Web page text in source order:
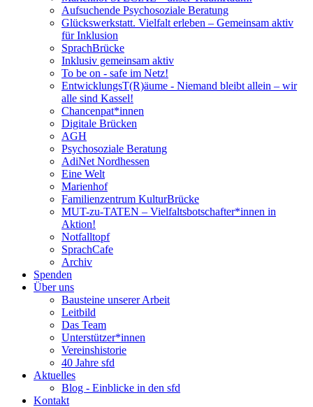
Aufsuchende Psychosoziale Beratung
Glückswerkstatt. Vielfalt erleben – Gemeinsam aktiv
für Inklusion
SprachBrücke
Inklusiv gemeinsam aktiv
To be on - safe im Netz!
EntwicklungsT(R)äume - Niemand bleibt allein – wir
alle sind Kassel!
Chancenpat*innen
Digitale Brücken
AGH
Psychosoziale Beratung
AdiNet Nordhessen
Eine Welt
Marienhof
Familienzentrum KulturBrücke
MUT-zu-TATEN – Vielfaltsbotschafter*innen in
Aktion!
Notfalltopf
SprachCafe
Archiv
Spenden
Über uns
Bausteine unserer Arbeit
Leitbild
Das Team
Unterstützer*innen
Vereinshistorie
40 Jahre sfd
Aktuelles
Blog - Einblicke in den sfd
Kontakt